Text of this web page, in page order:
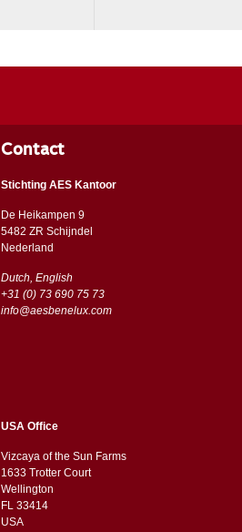
Contact
Stichting AES Kantoor
De Heikampen 9
5482 ZR Schijndel
​​Nederland
Dutch, English
+31 (0) 73 690 75 73
info@aesbenelux.com
USA Office
Vizcaya of the Sun Farms
1633 Trotter Court
Wellington
FL 33414
USA